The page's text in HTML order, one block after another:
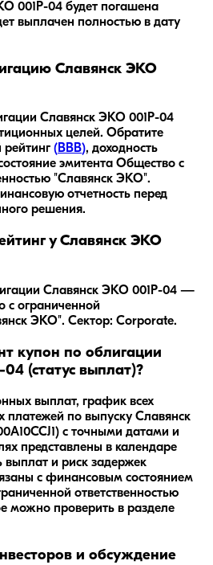
001Р-04 будет погашена
выплачен полностью в дату
Славянск ЭКО
Славянск ЭКО 001Р-04
целей. Обратите
(BBB), доходность
эмитента Общество с
"Славянск ЭКО".
отчетность перед
решения.
у Славянск ЭКО
Славянск ЭКО 001Р-04 —
с ограниченной
ЭКО". Сектор: Corporate.
купон по облигации
(статус выплат)?
выплат, график всех
по выпуску Славянск
с точными датами и
представлены в календаре
и риск задержек
с финансовым состоянием
ответственностью
можно проверить в разделе
и обсуждение